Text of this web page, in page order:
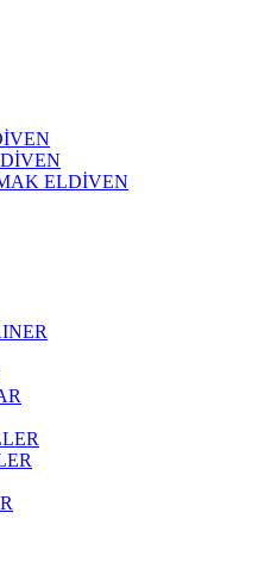
ELDİVEN